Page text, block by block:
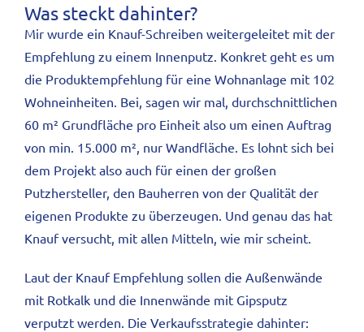
Was steckt dahinter?
Mir wurde ein Knauf-Schreiben weitergeleitet mit der
Empfehlung zu einem Innenputz. Konkret geht es um
die Produktempfehlung für eine Wohnanlage mit 102
Wohneinheiten. Bei, sagen wir mal, durchschnittlichen
60 m² Grundfläche pro Einheit also um einen Auftrag
von min. 15.000 m², nur Wandfläche. Es lohnt sich bei
dem Projekt also auch für einen der großen
Putzhersteller, den Bauherren von der Qualität der
eigenen Produkte zu überzeugen. Und genau das hat
Knauf versucht, mit allen Mitteln, wie mir scheint.
Laut der Knauf Empfehlung sollen die Außenwände
mit Rotkalk und die Innenwände mit Gipsputz
verputzt werden. Die Verkaufsstrategie dahinter: